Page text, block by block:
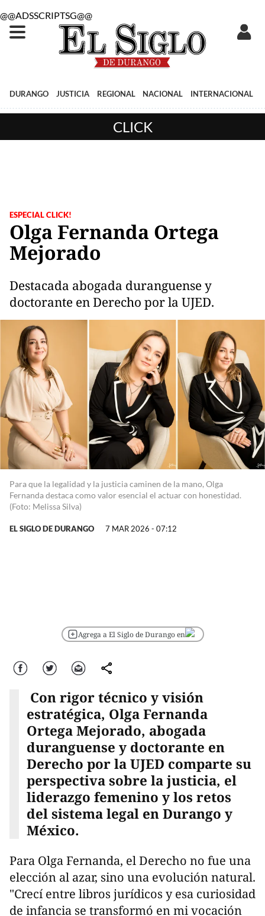
@@ADSSCRIPTSG@@
DURANGO JUSTICIA REGIONAL NACIONAL INTERNACIONAL
CLICK
ESPECIAL CLICK!
Olga Fernanda Ortega
Mejorado
Destacada abogada duranguense y
doctorante en Derecho por la UJED.
Para que la legalidad y la justicia caminen de la mano, Olga
Fernanda destaca como valor esencial el actuar con honestidad.
(Foto: Melissa Silva)
EL SIGLO DE DURANGO 7 MAR 2026 - 07:12
Agrega a El Siglo de Durango en
Facebook Twitter Correo comparte
Con rigor técnico y visión
estratégica, Olga Fernanda
Ortega Mejorado, abogada
duranguense y doctorante en
Derecho por la UJED comparte su
perspectiva sobre la justicia, el
liderazgo femenino y los retos
del sistema legal en Durango y
México.
Para Olga Fernanda, el Derecho no fue una
elección al azar, sino una evolución natural.
"Crecí entre libros jurídicos y esa curiosidad
de infancia se transformó en mi vocación